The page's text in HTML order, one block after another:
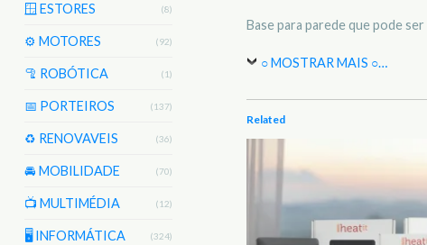
🪟 ESTORES (8)
⚙️ MOTORES (92)
🦿 ROBÓTICA (1)
📅 PORTEIROS (137)
♻️ RENOVAVEIS (36)
🚘 MOBILIDADE (70)
📺 MULTIMÉDIA (12)
🖥️ INFORMÁTICA (324)
Base para parede que pode
○ MOSTRAR MAIS ○…
Related